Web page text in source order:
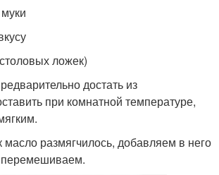
ложек)
достать из
при комнатной температуре,
масло размягчилось, добавляем в него